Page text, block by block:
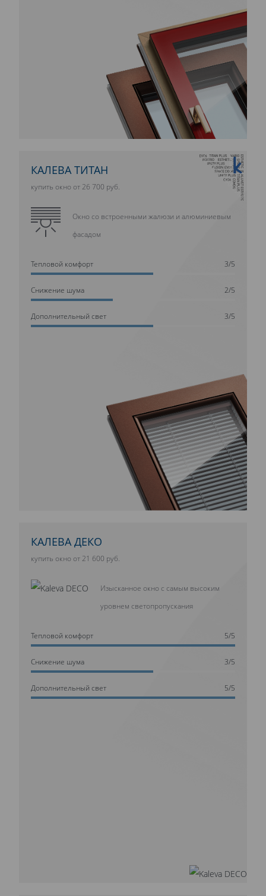
10 ЛЕТ ГАРАНТИИ
КАЛЕВА ТИТАН
купить окно от 26 700 руб.
Окно со встроенными жалюзи и алюминиевым
фасадом
Тепловой комфорт 3/5
Cнижение шума 2/5
Дополнительный свет 3/5
КАЛЕВА ДЕКО
купить окно от 21 600 руб.
Изысканное окно с самым высоким
уровнем светопропускания
Тепловой комфорт 5/5
Cнижение шума 3/5
Дополнительный свет 5/5